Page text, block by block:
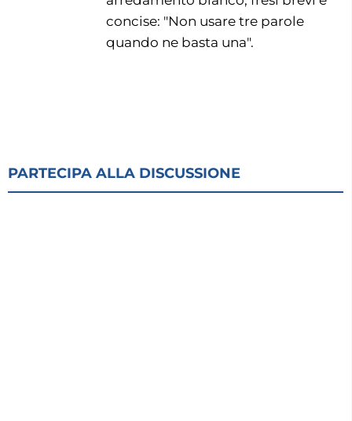
concise: "Non usare tre parole
quando ne basta una".
PARTECIPA ALLA DISCUSSIONE